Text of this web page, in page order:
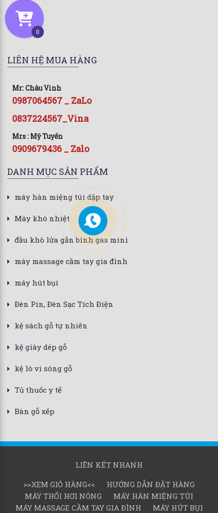
LIÊN HỆ MUA HÀNG
Mr: Châu Vinh
0987064567 _ ZaLo
0837224567_Vina
Mrs : Mỹ Tuyến
0909679436 _ Zalo
DANH MỤC SẢN PHẨM
máy hàn miệng túi dập tay
Máy khò nhiệt
đầu khò lửa gắn bình gas mini
máy massage cầm tay gia đình
máy hút bụi
Đèn Pin, Đèn Sạc Tích Điện
kệ sách gỗ tự nhiên
kệ giày dép gỗ
kệ lò vi sóng gỗ
Tủ thuốc y tế
Bàn gỗ xếp
LIÊN KẾT NHANH
>>XEM GIỎ HÀNG<<
HƯỚNG DẪN ĐẶT HÀNG
MÁY THỔI HƠI NÓNG
MÁY HÀN MIỆNG TÚI
MÁY MASSAGE CẦM TAY GIA ĐÌNH
MÁY HÚT BỤI
0